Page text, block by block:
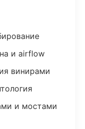
и airflow
винирами
и мостами